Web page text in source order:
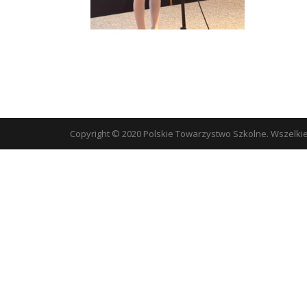
Copyright © 2020 Polskie Towarzystwo Szkolne.